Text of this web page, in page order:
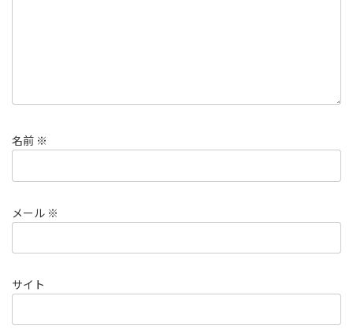
名前 ※
メール ※
サイト